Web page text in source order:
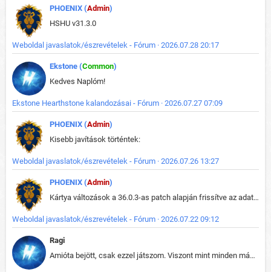
PHOENIX (Admin)
HSHU v31.3.0
Weboldal javaslatok/észrevételek - Fórum · 2026.07.28 20:17
Ekstone (Common)
Kedves Naplóm!
Ekstone Hearthstone kalandozásai - Fórum · 2026.07.27 07:09
PHOENIX (Admin)
Kisebb javítások történtek:
Weboldal javaslatok/észrevételek - Fórum · 2026.07.26 13:27
PHOENIX (Admin)
Kártya változások a 36.0.3-as patch alapján frissítve az adatbázisban (képek is cserélve).
Weboldal javaslatok/észrevételek - Fórum · 2026.07.22 09:12
Ragi
Amióta bejött, csak ezzel játszom. Viszont mint minden más - akár az alapjáték is, ez is baromira összetett lett. Néha már pár kör után is esélytelen az egész. Vagy irreállisan túltápol valaki, vagy lelép a partner, vagy csak hülye mint a segg. És amikor eljönne az én időm, na akkor jön el mindenki másé is. Engem jobban érdekelne, hogy ki milyen ratingen szokott játszani. Na ez lenne egy érdekes adat.